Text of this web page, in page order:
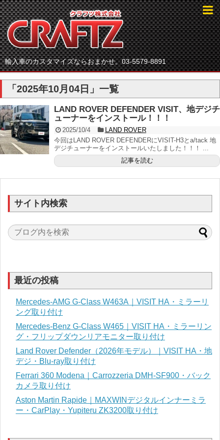
輸入車のカスタマイズならおまかせ。03-5579-8891
「 2025年10月04日 」 一覧
LAND ROVER DEFENDER VISIT、地デジチ
ューナーをインストール！！！
2025/10/4
LAND ROVER
今回はLAND ROVER DEFENDERにVISIT-H3とa/tack 地
デジチューナーをインストールいたしました！！！ ...
記事を読む
サイト内検索
最近の投稿
Mercedes-AMG G-Class W463A｜VISIT HA・ミラーリ
ング取り付け
Mercedes-Benz G-Class W465｜VISIT HA・ミラーリン
グ・フリップダウンリアモニター取り付け
Land Rover Defender（2026年モデル）｜VISIT HA・地
デジ・Blu-ray取り付け
Ferrari 360 Modena｜Carrozzeria DMH-SF900・バック
カメラ取り付け
Aston Martin Rapide｜MAXWINデジタルインナーミラ
ー・CarPlay・Yupiteru ZK3200取り付け